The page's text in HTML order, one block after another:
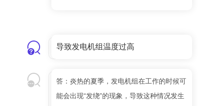
导致发电机组温度过高
答：炎热的夏季，发电机组在工作的时候可
能会出现“发绕”的现象，导致这种情况发生